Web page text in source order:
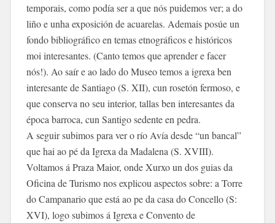
temporais, como podía ser a que nós puidemos ver; a do
liño e unha exposición de acuarelas. Ademais posúe un
fondo bibliográfico en temas etnográficos e históricos
moi interesantes. (Canto temos que aprender e facer
nós!). Ao saír e ao lado do Museo temos a igrexa ben
interesante de Santiago (S. XII), cun rosetón fermoso, e
que conserva no seu interior, tallas ben interesantes da
época barroca, cun Santigo sedente en pedra.
A seguir subimos para ver o río Avía desde “un bancal”
que hai ao pé da Igrexa da Madalena (S. XVIII).
Voltamos á Praza Maior, onde Xurxo un dos guias da
Oficina de Turismo nos explicou aspectos sobre: a Torre
do Campanario que está ao pe da casa do Concello (S:
XVI), logo subimos á Igrexa e Convento de